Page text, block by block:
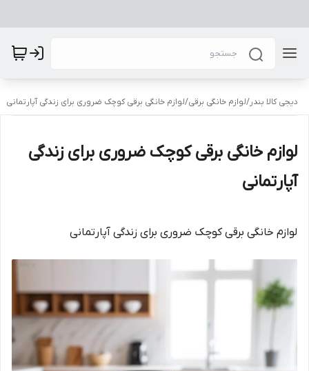
دیجی کالا بندر/لوازم خانگی برقی/لوازم خانگی برقی کوچک ضروری برای زندگی آپارتمانی
لوازم خانگی برقی کوچک ضروری برای زندگی
آپارتمانی
لوازم خانگی برقی کوچک ضروری برای زندگی آپارتمانی